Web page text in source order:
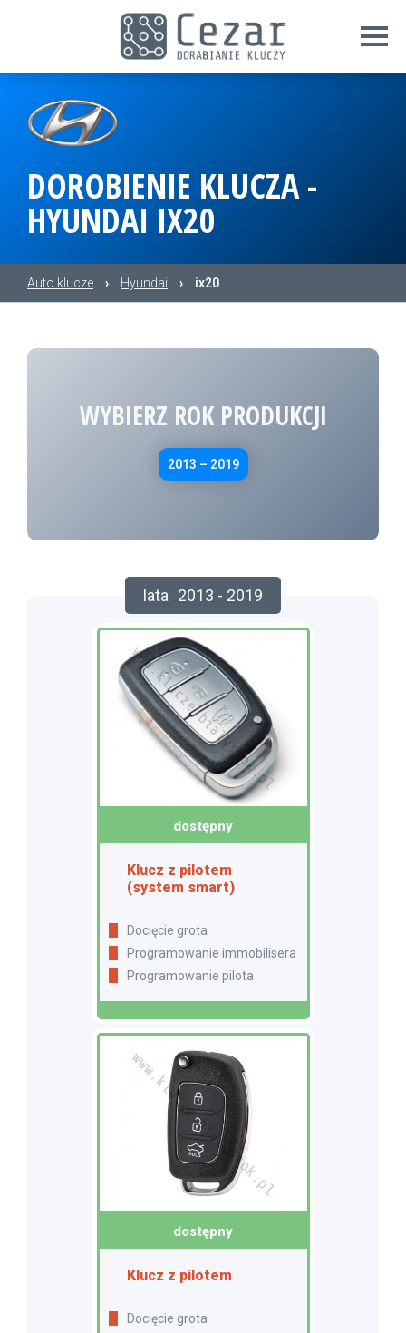
DOROBIENIE KLUCZA -
HYUNDAI IX20
Auto klucze › Hyundai › ix20
WYBIERZ ROK PRODUKCJI
2013 – 2019
lata 2013 - 2019
dostępny
Klucz z pilotem
(system smart)
Docięcie grota
Programowanie immobilisera
Programowanie pilota
dostępny
Klucz z pilotem
Docięcie grota